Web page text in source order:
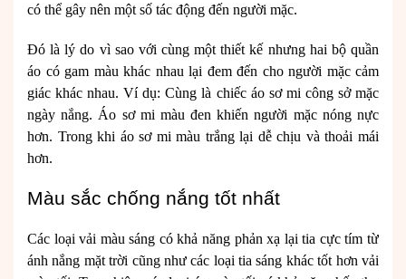
có thể gây nên một số tác động đến người mặc.
Đó là lý do vì sao với cùng một thiết kế nhưng hai bộ quần
áo có gam màu khác nhau lại đem đến cho người mặc cảm
giác khác nhau. Ví dụ: Cùng là chiếc áo sơ mi công sở mặc
ngày nắng. Áo sơ mi màu đen khiến người mặc nóng nực
hơn. Trong khi áo sơ mi màu trắng lại dễ chịu và thoải mái
hơn.
Màu sắc chống nắng tốt nhất
Các loại vải màu sáng có khả năng phản xạ lại tia cực tím từ
ánh nắng mặt trời cũng như các loại tia sáng khác tốt hơn vải